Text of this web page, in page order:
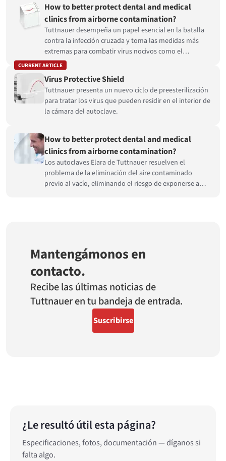
How to better protect dental and medical
clinics from airborne contamination?
Tuttnauer desempeña un papel esencial en la batalla
contra la infección cruzada y toma las medidas más
extremas para combatir virus nocivos como el
Coronavirus.
CURRENT ARTICLE
Virus Protective Shield
Tuttnauer presenta un nuevo ciclo de preesterilización
para tratar los virus que pueden residir en el interior de
la cámara del autoclave.
How to better protect dental and medical
clinics from airborne contamination?
Los autoclaves Elara de Tuttnauer resuelven el
problema de la eliminación del aire contaminado
previo al vacío, eliminando el riesgo de exponerse a
Mantengámonos en
contacto.
Recibe las últimas noticias de
Tuttnauer en tu bandeja de entrada.
Suscribirse
¿Le resultó útil esta página?
Especificaciones, fotos, documentación — díganos si
falta algo.